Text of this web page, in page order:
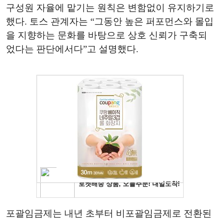
구성원 자율에 맡기는 원칙은 변함없이 유지하기로
했다. 토스 관계자는 “그동안 높은 퍼포먼스와 몰입
을 지향하는 문화를 바탕으로 상호 신뢰가 구축되
었다는 판단에서다”고 설명했다.
포괄임금제는 내년 초부터 비포괄임금제로 전환된